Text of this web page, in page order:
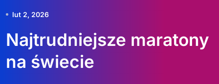
lut 2, 2026
Najtrudniejsze maratony
na świecie